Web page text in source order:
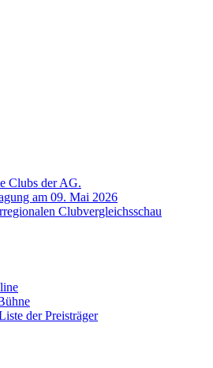
Clubs der AG.
am 09. Mai 2026
Clubvergleichsschau
der Preisträger